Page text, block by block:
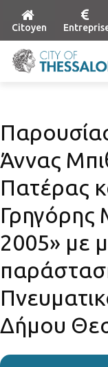
Citoyen
Άννας
Πατέρας
Γρηγόρης
2005» με
Δήμου